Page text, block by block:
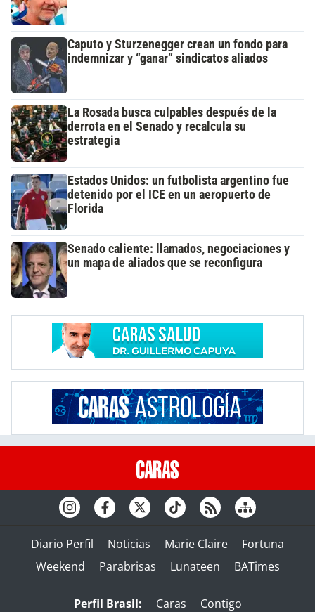
Caputo y Sturzenegger crean un fondo para
indemnizar y “ganar” sindicatos aliados
La Rosada busca culpables después de la
derrota en el Senado y recalcula su
estrategia
Estados Unidos: un futbolista argentino fue
detenido por el ICE en un aeropuerto de
Florida
Senado caliente: llamados, negociaciones y
un mapa de aliados que se reconfigura
Diario Perfil Noticias Marie Claire
Fortuna
Weekend
Parabrisas Lunateen BATimes
Perfil Brasil: Caras Contigo